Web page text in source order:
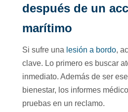
después de un
marítimo
Si sufre una lesión a bordo,
clave. Lo primero es buscar
inmediato. Además de ser
bienestar, los informes
pruebas en un reclamo.